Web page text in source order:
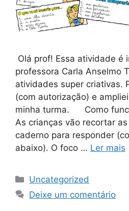
Olá prof! Essa atividade é
professora Carla Anselmo
atividades super criativas.
(com autorização) e
minha turma. Como
As crianças vão recortar
caderno para responder
abaixo). O foco … Ler mais
Uncategorized
Deixe um comentário